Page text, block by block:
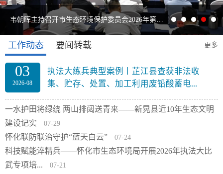
工作动态 要闻转载 更多
03
2026-08
执法大练兵典型案例丨芷江县查获非法收
集、贮存、处置、加工利用废铅酸蓄电...
一水护田将绿绕 两山排闼送青来——新晃县近10年生态文明
建设记实
07-29
怀化联防联治守护“蓝天白云” 07-24
科技赋能淬精兵——怀化市生态环境局开展2026年执法大比
武专项培...
07-21